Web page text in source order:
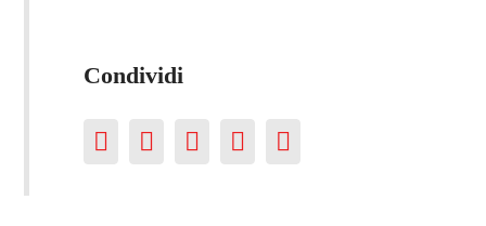
Condividi